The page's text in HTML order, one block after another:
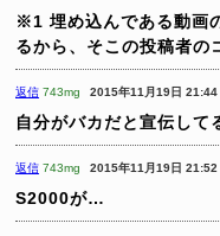
※1 埋め込んである動画
るから、そこの投稿者の
返信 743mg 2015年11月19日 21:44
自分がバカだと宣伝して
返信 743mg 2015年11月19日 21:52
S2000が…